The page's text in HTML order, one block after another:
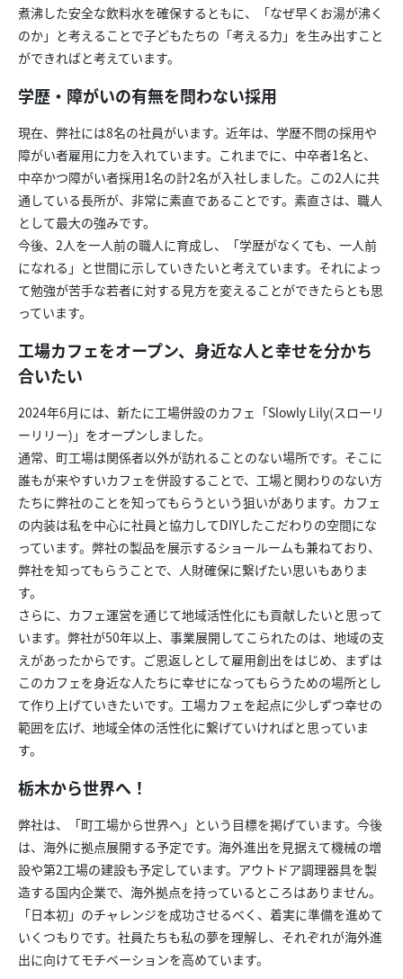
煮沸した安全な飲料水を確保するともに、「なぜ早くお湯が沸く
のか」と考えることで子どもたちの「考える力」を生み出すこと
ができればと考えています。
学歴・障がいの有無を問わない採用
現在、弊社には8名の社員がいます。近年は、学歴不問の採用や
障がい者雇用に力を入れています。これまでに、中卒者1名と、
中卒かつ障がい者採用1名の計2名が入社しました。この2人に共
通している長所が、非常に素直であることです。素直さは、職人
として最大の強みです。
今後、2人を一人前の職人に育成し、「学歴がなくても、一人前
になれる」と世間に示していきたいと考えています。それによっ
て勉強が苦手な若者に対する見方を変えることができたらとも思
っています。
工場カフェをオープン、身近な人と幸せを分かち
合いたい
2024年6月には、新たに工場併設のカフェ「Slowly Lily(スローリ
ーリリー)」をオープンしました。
通常、町工場は関係者以外が訪れることのない場所です。そこに
誰もが来やすいカフェを併設することで、工場と関わりのない方
たちに弊社のことを知ってもらうという狙いがあります。カフェ
の内装は私を中心に社員と協力してDIYしたこだわりの空間にな
っています。弊社の製品を展示するショールームも兼ねており、
弊社を知ってもらうことで、人財確保に繋げたい思いもありま
す。
さらに、カフェ運営を通じて地域活性化にも貢献したいと思って
います。弊社が50年以上、事業展開してこられたのは、地域の支
えがあったからです。ご恩返しとして雇用創出をはじめ、まずは
このカフェを身近な人たちに幸せになってもらうための場所とし
て作り上げていきたいです。工場カフェを起点に少しずつ幸せの
範囲を広げ、地域全体の活性化に繋げていければと思っていま
す。
栃木から世界へ！
弊社は、「町工場から世界へ」という目標を掲げています。今後
は、海外に拠点展開する予定です。海外進出を見据えて機械の増
設や第2工場の建設も予定しています。アウトドア調理器具を製
造する国内企業で、海外拠点を持っているところはありません。
「日本初」のチャレンジを成功させるべく、着実に準備を進めて
いくつもりです。社員たちも私の夢を理解し、それぞれが海外進
出に向けてモチベーションを高めています。